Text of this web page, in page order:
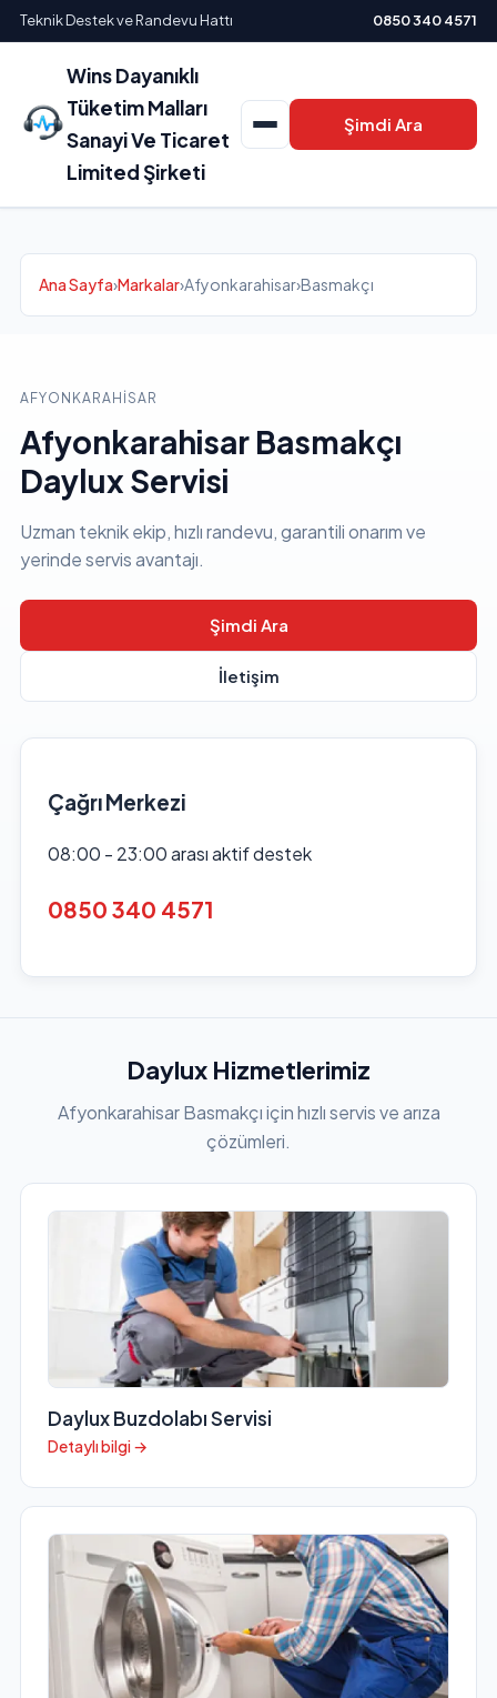
Teknik Destek ve Randevu Hattı 0850 340 4571
Wins Dayanıklı
Tüketim Malları
Sanayi Ve Ticaret
Limited Şirketi
Şimdi Ara
Ana Sayfa›Markalar›Afyonkarahisar›Basmakçı
AFYONKARAHISAR
Afyonkarahisar Basmakçı
Daylux Servisi
Uzman teknik ekip, hızlı randevu, garantili onarım ve
yerinde servis avantajı.
Şimdi Ara
İletişim
Çağrı Merkezi
08:00 - 23:00 arası aktif destek
0850 340 4571
Daylux Hizmetlerimiz
Afyonkarahisar Basmakçı için hızlı servis ve arıza
çözümleri.
Daylux Buzdolabı Servisi
Detaylı bilgi →